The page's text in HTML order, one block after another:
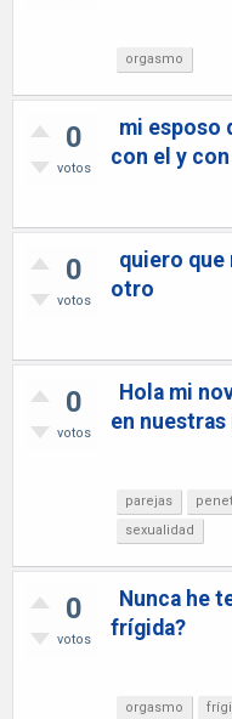
orgasmo
0
votos
mi esposo
con el y
0
votos
quiero que
otro
0
votos
Hola mi
en
parejas
sexualidad
0
votos
Nunca he
frígida?
orgasmo